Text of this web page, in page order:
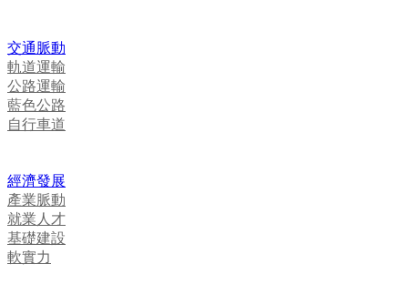
交通脈動
軌道運輸
公路運輸
藍色公路
自行車道
經濟發展
產業脈動
就業人才
基礎建設
軟實力